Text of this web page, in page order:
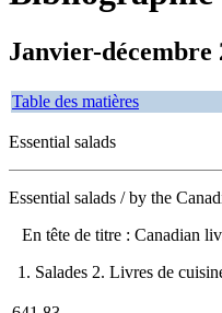
Janvier-décembre
Table des matières
Essential salads
Essential salads / by the
En tête de titre : Canadian
1. Salades 2. Livres de